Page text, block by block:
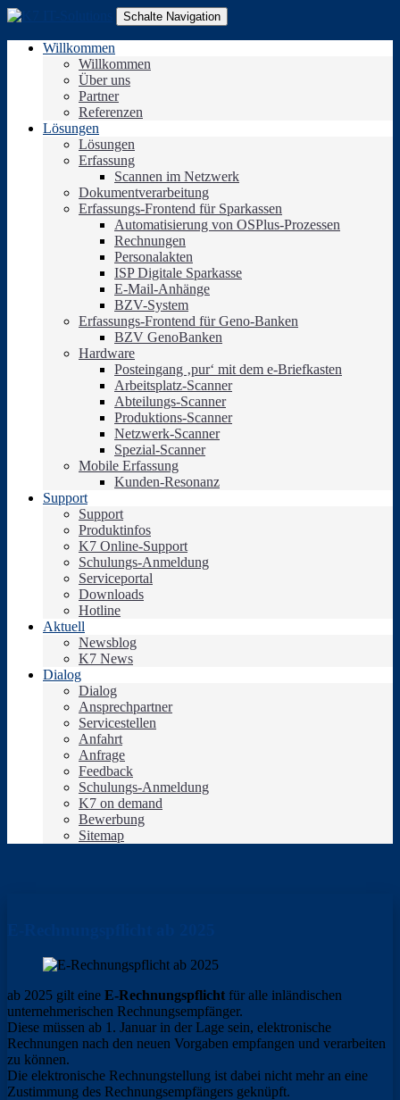
Schalte Navigation
Willkommen
Willkommen
Über uns
Partner
Referenzen
Lösungen
Lösungen
Erfassung
Scannen im Netzwerk
Dokumentverarbeitung
Erfassungs-Frontend für Sparkassen
Automatisierung von OSPlus-Prozessen
Rechnungen
Personalakten
ISP Digitale Sparkasse
E-Mail-Anhänge
BZV-System
Erfassungs-Frontend für Geno-Banken
BZV GenoBanken
Hardware
Posteingang ‚pur‘ mit dem e-Briefkasten
Arbeitsplatz-Scanner
Abteilungs-Scanner
Produktions-Scanner
Netzwerk-Scanner
Spezial-Scanner
Mobile Erfassung
Kunden-Resonanz
Support
Support
Produktinfos
K7 Online-Support
Schulungs-Anmeldung
Serviceportal
Downloads
Hotline
Aktuell
Newsblog
K7 News
Dialog
Dialog
Ansprechpartner
Servicestellen
Anfahrt
Anfrage
Feedback
Schulungs-Anmeldung
K7 on demand
Bewerbung
Sitemap
ab 2025 gilt eine E-Rechnungspflicht für alle inländischen
unternehmerischen Rechnungsempfänger.
Diese müssen ab 1. Januar in der Lage sein, elektronische
Rechnungen nach den neuen Vorgaben empfangen und verarbeiten
zu können.
Die elektronische Rechnungstellung ist dabei nicht mehr an eine
Zustimmung des Rechnungsempfängers geknüpft.